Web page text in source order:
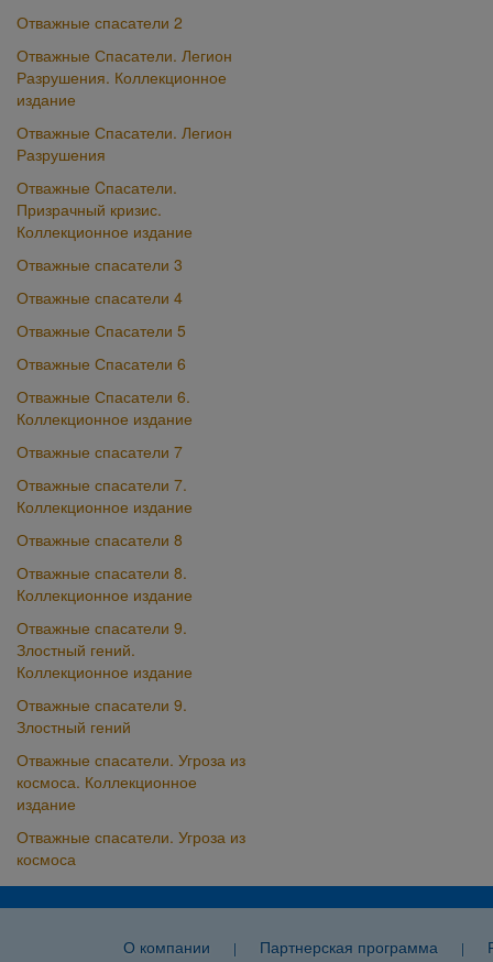
Отважные спасатели 2
Отважные Спасатели. Легион
Разрушения. Коллекционное
издание
Отважные Спасатели. Легион
Разрушения
Отважные Cпасатели.
Призрачный кризис.
Коллекционное издание
Отважные спасатели 3
Отважные спасатели 4
Отважные Спасатели 5
Отважные Спасатели 6
Отважные Спасатели 6.
Коллекционное издание
Отважные спасатели 7
Отважные спасатели 7.
Коллекционное издание
Отважные спасатели 8
Отважные спасатели 8.
Коллекционное издание
Отважные спасатели 9.
Злостный гений.
Коллекционное издание
Отважные спасатели 9.
Злостный гений
Отважные спасатели. Угроза из
космоса. Коллекционное
издание
Отважные спасатели. Угроза из
космоса
О компании | Партнерская программа |